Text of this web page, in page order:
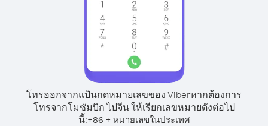
โทรออกจากแป้นกดหมายเลขของ Viberหากต้องการ
โทรจากโมซัมบิก ไปจีน ให้เรียกเลขหมายดังต่อไป
นี้:+86 + หมายเลขในประเทศ